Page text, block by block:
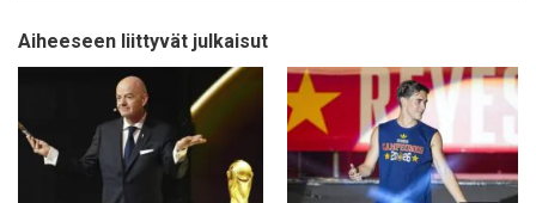
Aiheeseen liittyvät julkaisut